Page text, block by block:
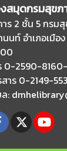
สมุดกรมสุขภ
าร 2 ชั้น 5 กรม
นนท์ อำเภอเมื
0-2590-8160-
สาร 0-2149-
ล: